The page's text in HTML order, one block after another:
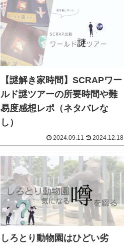
【謎解き家時間】SCRAPワー
ルド謎ツアーの所要時間や難
易度感想レポ（ネタバレな
し）
2024.09.11 2024.12.18
しろとり動物園はひどい劣